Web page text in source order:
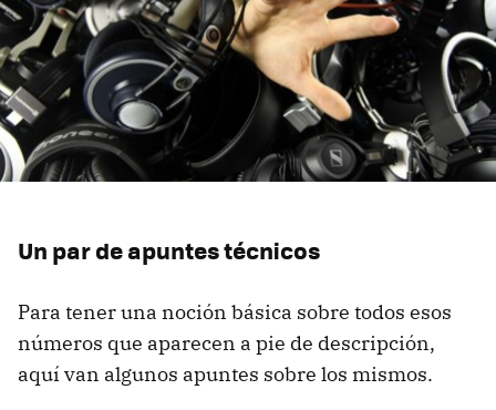
Un par de apuntes técnicos
Para tener una noción básica sobre todos esos
números que aparecen a pie de descripción,
aquí van algunos apuntes sobre los mismos.